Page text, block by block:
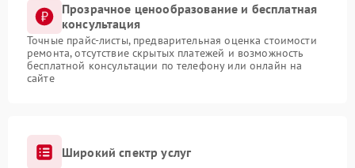
Прозрачное ценообразование и бесплатная
консультация
Точные прайс-листы, предварительная оценка стоимости
ремонта, отсутствие скрытых платежей и возможность
бесплатной консультации по телефону или онлайн на
сайте
Широкий спектр услуг